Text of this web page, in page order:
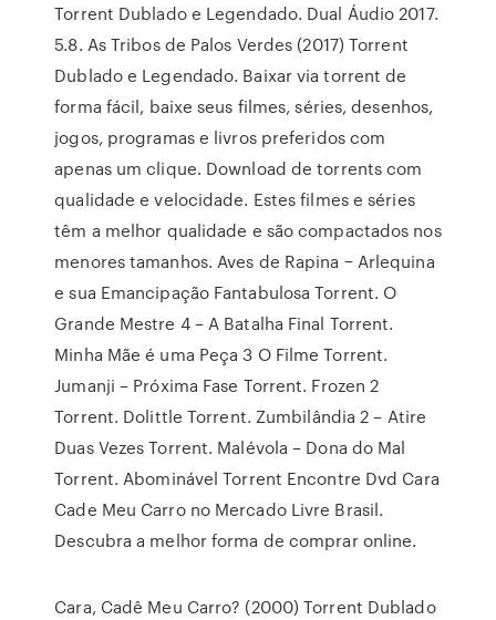
Torrent Dublado e Legendado. Dual Áudio 2017.
5.8. As Tribos de Palos Verdes (2017) Torrent
Dublado e Legendado. Baixar via torrent de
forma fácil, baixe seus filmes, séries, desenhos,
jogos, programas e livros preferidos com
apenas um clique. Download de torrents com
qualidade e velocidade. Estes filmes e séries
têm a melhor qualidade e são compactados nos
menores tamanhos. Aves de Rapina − Arlequina
e sua Emancipação Fantabulosa Torrent. O
Grande Mestre 4 – A Batalha Final Torrent.
Minha Mãe é uma Peça 3 O Filme Torrent.
Jumanji – Próxima Fase Torrent. Frozen 2
Torrent. Dolittle Torrent. Zumbilândia 2 – Atire
Duas Vezes Torrent. Malévola – Dona do Mal
Torrent. Abominável Torrent Encontre Dvd Cara
Cade Meu Carro no Mercado Livre Brasil.
Descubra a melhor forma de comprar online.
Cara, Cadê Meu Carro? (2000) Torrent Dublado